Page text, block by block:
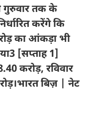
गुरुवार तक के
करेंगे कि
का आंकड़ा भी
[सप्ताह 1]
करोड़, रविवार
बिज़ | नेट